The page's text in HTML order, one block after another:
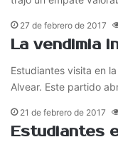
27 de febrero de 2017
La vendimia
Estudiantes visita en
Alvear. Este partido
21 de febrero de 2017
Estudiantes